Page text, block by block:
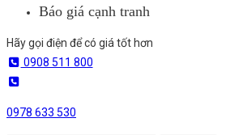
Báo giá cạnh tranh
Hãy gọi điện để có giá tốt hơn
0908 511 800
0978 633 530